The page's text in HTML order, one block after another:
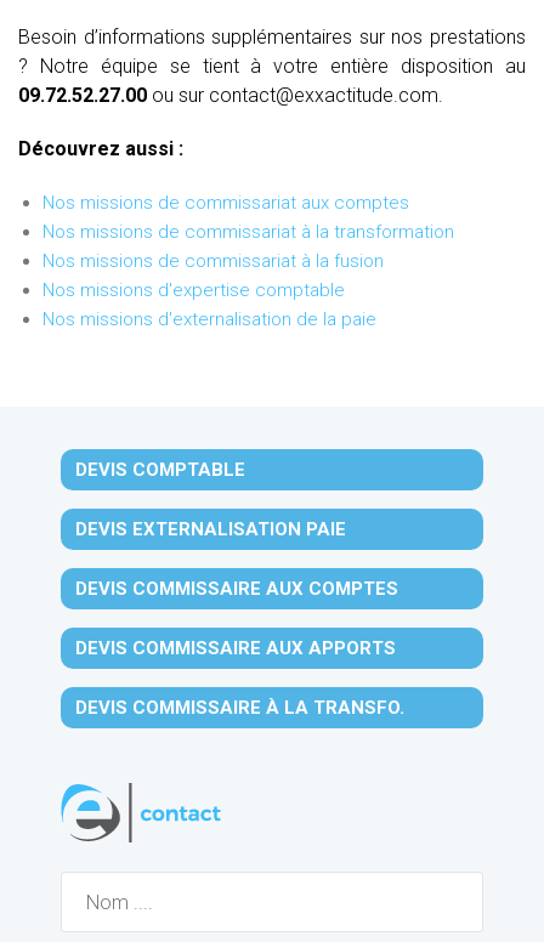
Besoin d’informations supplémentaires sur nos prestations
? Notre équipe se tient à votre entière disposition au
09.72.52.27.00 ou sur contact@exxactitude.com.
Découvrez aussi :
Nos missions de commissariat aux comptes
Nos missions de commissariat à la transformation
Nos missions de commissariat à la fusion
Nos missions d'expertise comptable
Nos missions d'externalisation de la paie
DEVIS COMPTABLE
DEVIS EXTERNALISATION PAIE
DEVIS COMMISSAIRE AUX COMPTES
DEVIS COMMISSAIRE AUX APPORTS
DEVIS COMMISSAIRE À LA TRANSFO.